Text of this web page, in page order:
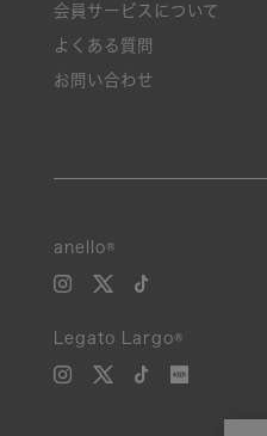
会員サービスについて
よくある質問
お問い合わせ
anello®
Legato Largo®